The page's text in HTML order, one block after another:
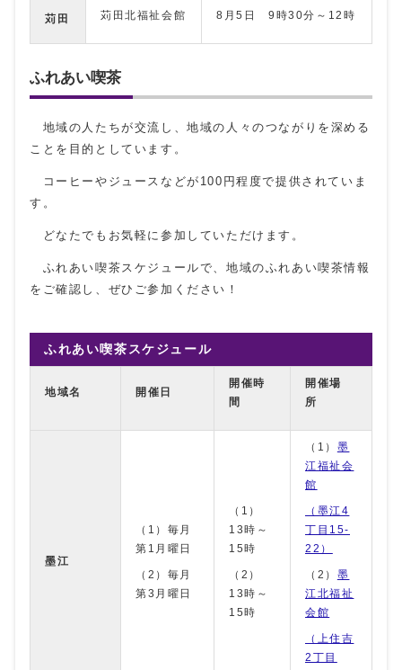
苅田 苅田北福祉会館 8月5日 9時30分～12時
ふれあい喫茶
地域の人たちが交流し、地域の人々のつながりを深める
ことを目的としています。
コーヒーやジュースなどが100円程度で提供されていま
す。
どなたでもお気軽に参加していただけます。
ふれあい喫茶スケジュールで、地域のふれあい喫茶情報
をご確認し、ぜひご参加ください！
ふれあい喫茶スケジュール
地域名 開催日
開催時
間
開催場
所
墨江
（1）毎月
第1月曜日
（2）毎月
第3月曜日
（1）
13時～
15時
（2）
13時～
15時
（1） 墨
江福祉会
館
（墨江4
丁目15-
22）
（2） 墨
江北福祉
会館
（上住吉
2丁目